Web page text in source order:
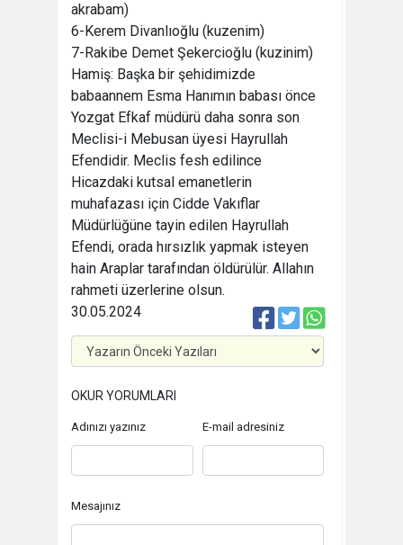
akrabam)
6-Kerem Divanlıoğlu (kuzenim)
7-Rakibe Demet Şekercioğlu (kuzinim)
Hamiş: Başka bir şehidimizde
babaannem Esma Hanımın babası önce
Yozgat Efkaf müdürü daha sonra son
Meclisi-i Mebusan üyesi Hayrullah
Efendidir. Meclis fesh edilince
Hicazdaki kutsal emanetlerin
muhafazası için Cidde Vakıflar
Müdürlüğüne tayin edilen Hayrullah
Efendi, orada hırsızlık yapmak isteyen
hain Araplar tarafından öldürülür. Allahın
rahmeti üzerlerine olsun.
30.05.2024
OKUR YORUMLARI
Adınızı yazınız E-mail adresiniz
Mesajınız